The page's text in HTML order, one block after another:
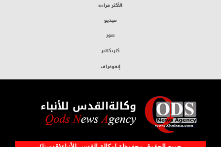
الأكثر قراءة
فيديو
صور
كاريكاتير
إنفوغراف
وكالةالقدس للأنباء